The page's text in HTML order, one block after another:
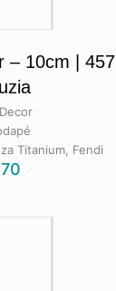
– 10cm | 457
Titanium, Fendi